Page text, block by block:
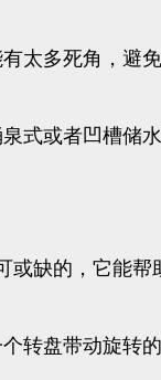
太多死角，避
式或者凹槽储
缺的，它能帮
转盘带动旋转